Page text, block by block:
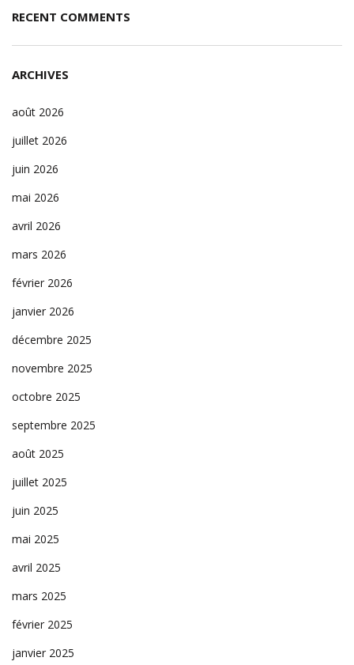
RECENT COMMENTS
ARCHIVES
août 2026
juillet 2026
juin 2026
mai 2026
avril 2026
mars 2026
février 2026
janvier 2026
décembre 2025
novembre 2025
octobre 2025
septembre 2025
août 2025
juillet 2025
juin 2025
mai 2025
avril 2025
mars 2025
février 2025
janvier 2025